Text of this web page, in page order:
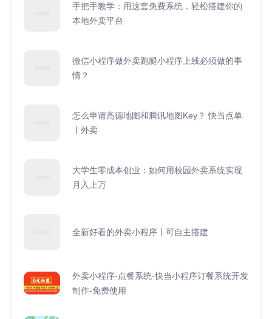
手把手教学：用这套免费系统，轻松搭建你的
本地外卖平台
微信小程序做外卖跑腿小程序上线必须做的事
情？
怎么申请高德地图和腾讯地图Key？ 快当点单
丨外卖
大学生零成本创业：如何用校园外卖系统实现
月入上万
全新好看的外卖小程序丨可自主搭建
外卖小程序-点餐系统-快当小程序订餐系统开发
制作-免费使用